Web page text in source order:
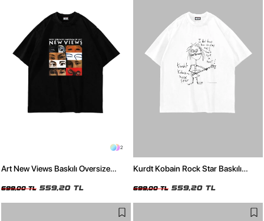
2
Art New Views Baskılı Oversize
699,00 TL 559,20 TL
Kurdt Kobain Rock Star Baskılı
699,00 TL 559,20 TL